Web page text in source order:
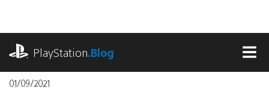
contenido
PlayStation.Blog
01/09/2021